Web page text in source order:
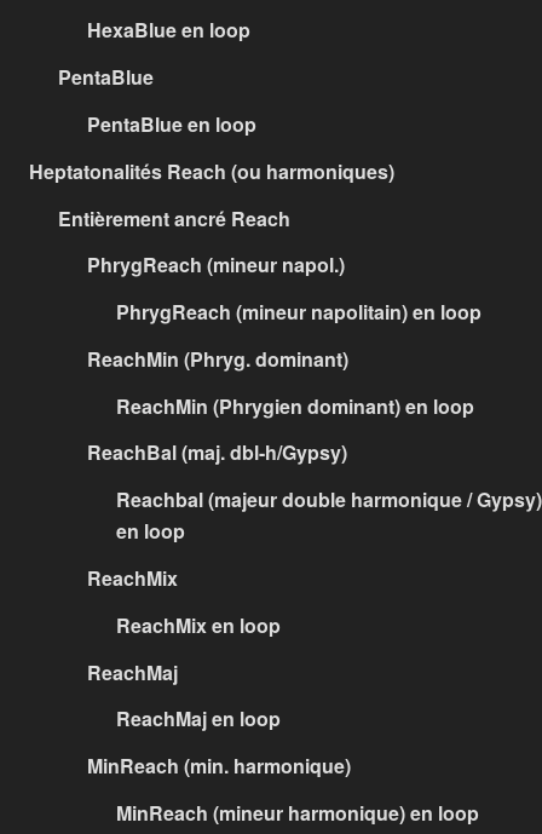
HexaBlue en loop
PentaBlue
PentaBlue en loop
Heptatonalités Reach (ou harmoniques)
Entièrement ancré Reach
PhrygReach (mineur napol.)
PhrygReach (mineur napolitain) en loop
ReachMin (Phryg. dominant)
ReachMin (Phrygien dominant) en loop
ReachBal (maj. dbl-h/Gypsy)
Reachbal (majeur double harmonique / Gypsy)
en loop
ReachMix
ReachMix en loop
ReachMaj
ReachMaj en loop
MinReach (min. harmonique)
MinReach (mineur harmonique) en loop